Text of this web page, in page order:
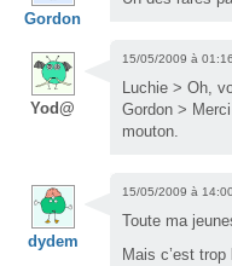
Gordon
Yod@
15/05/2009 à
Luchie > Oh,
Gordon >
mouton.
dydem
15/05/2009 à
Toute ma
Mais c’est trop